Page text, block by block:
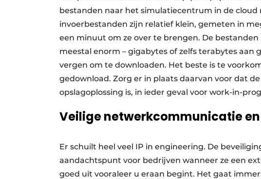
bestanden naar het simulatiecentrum in de cloud
invoerbestanden zijn relatief klein, gemeten in
een minuut om ze over te brengen. De
meestal enorm – gigabytes of zelfs terabytes aan
vergen om te downloaden. Het beste is te
gedownload. Zorg er in plaats daarvan voor dat
opslagoplossing is, in ieder geval voor work-in-
Veilige netwerkcommunicatie
Er schuilt heel veel IP in engineering. De
aandachtspunt voor bedrijven wanneer ze een
goed uit vooraleer u eraan begint. Het gaat